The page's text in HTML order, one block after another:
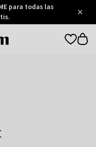
para todas las